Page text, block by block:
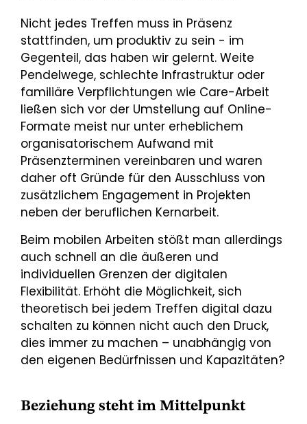
Nicht jedes Treffen muss in Präsenz
stattfinden, um produktiv zu sein - im
Gegenteil, das haben wir gelernt. Weite
Pendelwege, schlechte Infrastruktur oder
familiäre Verpflichtungen wie Care-Arbeit
ließen sich vor der Umstellung auf Online-
Formate meist nur unter erheblichem
organisatorischem Aufwand mit
Präsenzterminen vereinbaren und waren
daher oft Gründe für den Ausschluss von
zusätzlichem Engagement in Projekten
neben der beruflichen Kernarbeit.
Beim mobilen Arbeiten stößt man allerdings
auch schnell an die äußeren und
individuellen Grenzen der digitalen
Flexibilität. Erhöht die Möglichkeit, sich
theoretisch bei jedem Treffen digital dazu
schalten zu können nicht auch den Druck,
dies immer zu machen – unabhängig von
den eigenen Bedürfnissen und Kapazitäten?
Beziehung steht im Mittelpunkt